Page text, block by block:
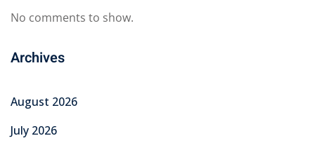
No comments to show.
Archives
August 2026
July 2026